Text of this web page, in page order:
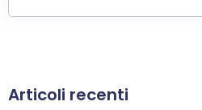
Articoli recenti